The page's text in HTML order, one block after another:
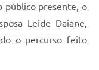
público presente, o
Leide Daiane,
o percurso feito